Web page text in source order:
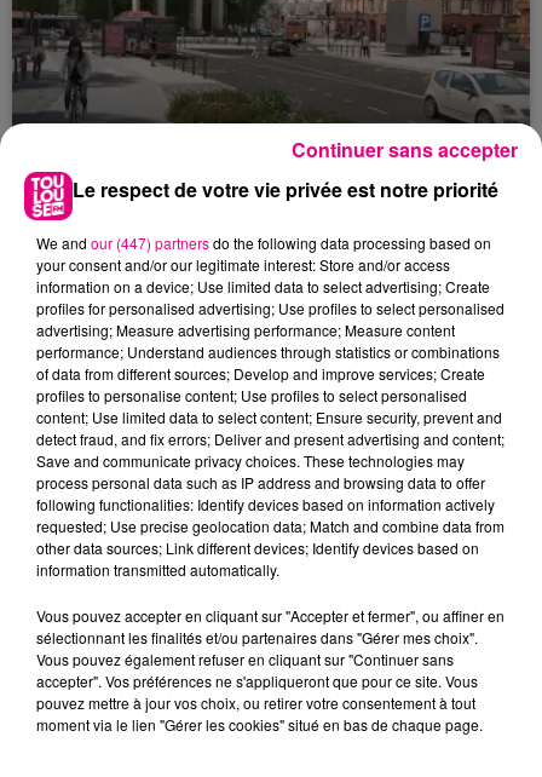
22 juillet 2026
Toulouse : circulation perturbée dans le
secteur François Verdier...
Le respect de votre vie privée est notre priorité
We and our (447) partnersdo the following data processing based on
your consent and/or our legitimate interest: Store and/or access
information on a device; Use limited data to select advertising; Create
profiles for personalised advertising; Use profiles to select personalised
advertising; Measure advertising performance; Measure content
performance; Understand audiences through statistics or combinations
of data from different sources; Develop and improve services; Create
profiles to personalise content; Use profiles to select personalised
content; Use limited data to select content; Ensure security, prevent and
detect fraud, and fix errors; Deliver and present advertising and content;
Save and communicate privacy choices. These technologies may
process personal data such as IP address and browsing data to offer
following functionalities: Identify devices based on information actively
requested; Use precise geolocation data; Match and combine data from
other data sources; Link different devices; Identify devices based on
information transmitted automatically.
Vous pouvez accepter en cliquant sur "Accepter et fermer", ou affiner en
sélectionnant les finalités et/ou partenaires dans "Gérer mes choix".
Vous pouvez également refuser en cliquant sur "Continuer sans
accepter". Vos préférences ne s'appliqueront que pour ce site. Vous
pouvez mettre à jour vos choix, ou retirer votre consentement à tout
moment via le lien "Gérer les cookies" situé en bas de chaque page.
Continuer sans accepter